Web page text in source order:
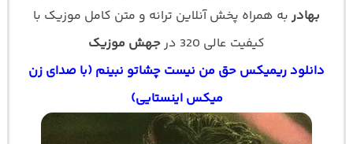
بهادر به همراه پخش آنلاین ترانه و متن کامل موزیک با
کیفیت عالی 320 در
جهش موزیک
دانلود ریمیکس حق من نیست چشاتو نبینم (با صدای زن
میکس اینستایی)